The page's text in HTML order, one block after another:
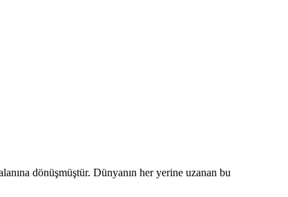
dönüşmüştür. Dünyanın her yerine uzanan bu